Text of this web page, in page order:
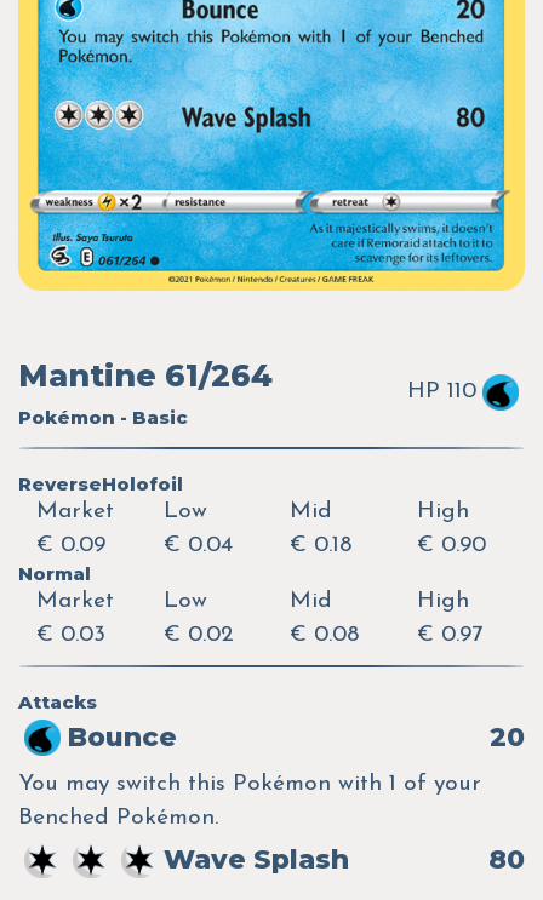
Mantine 61/264
Pokémon - Basic
HP 110
ReverseHolofoil
Market
€ 0.09
Low
€ 0.04
Mid
€ 0.18
High
€ 0.90
Normal
Market
€ 0.03
Low
€ 0.02
Mid
€ 0.08
High
€ 0.97
Attacks
Bounce 20
You may switch this Pokémon with 1 of your
Benched Pokémon.
Wave Splash 80